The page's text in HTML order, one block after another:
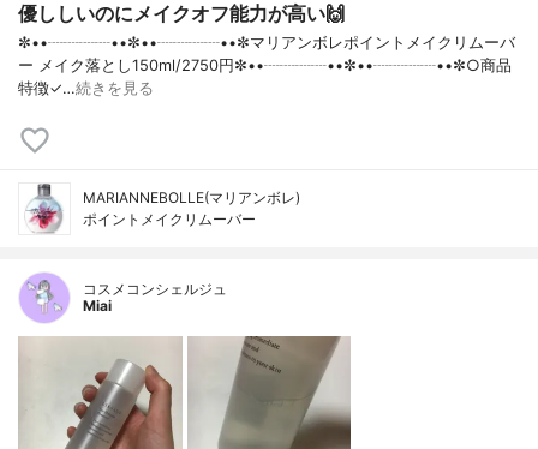
優ししいのにメイクオフ能力が高い🙌
✼••┈┈┈┈••✼••┈┈┈┈••✼マリアンボレポイントメイクリムーバ
ー メイク落とし150ml/2750円✼••┈┈┈┈••✼••┈┈┈┈••✼○商品
特徴✓…続きを見る
MARIANNEBOLLE(マリアンボレ)
ポイントメイクリムーバー
コスメコンシェルジュ
Miai